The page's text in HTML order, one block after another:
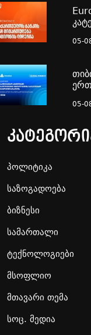
05-
05-
პოლიტიკა
საზოგადოება
ბიზნესი
სამართალი
ტექნოლოგიები
მსოფლიო
მთავარი თემა
სოც. მედია